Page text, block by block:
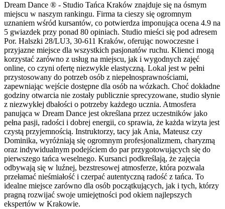
Dream Dance ® - Studio Tańca Kraków znajduje się na ósmym
miejscu w naszym rankingu. Firma ta cieszy się ogromnym
uznaniem wśród kursantów, co potwierdza imponująca ocena 4.9 na
5 gwiazdek przy ponad 80 opiniach. Studio mieści się pod adresem
Por. Halszki 28/LU3, 30-611 Kraków, oferując nowoczesne i
przyjazne miejsce dla wszystkich pasjonatów ruchu. Klienci mogą
korzystać zarówno z usług na miejscu, jak i wygodnych zajęć
online, co czyni ofertę niezwykle elastyczną. Lokal jest w pełni
przystosowany do potrzeb osób z niepełnosprawnościami,
zapewniając wejście dostępne dla osób na wózkach. Choć dokładne
godziny otwarcia nie zostały publicznie sprecyzowane, studio słynie
z niezwykłej dbałości o potrzeby każdego ucznia. Atmosfera
panująca w Dream Dance jest określana przez uczestników jako
pełna pasji, radości i dobrej energii, co sprawia, że każda wizyta jest
czystą przyjemnością. Instruktorzy, tacy jak Ania, Mateusz czy
Dominika, wyróżniają się ogromnym profesjonalizmem, charyzmą
oraz indywidualnym podejściem do par przygotowujących się do
pierwszego tańca weselnego. Kursanci podkreślają, że zajęcia
odbywają się w luźnej, bezstresowej atmosferze, która pozwala
przełamać nieśmiałość i czerpać autentyczną radość z tańca. To
idealne miejsce zarówno dla osób początkujących, jak i tych, którzy
pragną rozwijać swoje umiejętności pod okiem najlepszych
ekspertów w Krakowie.